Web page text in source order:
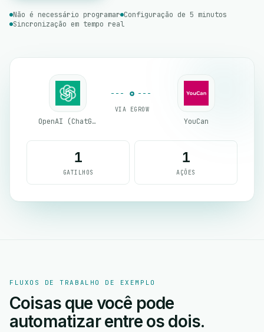
Não é necessário programar Configuração de 5 minutos
Sincronização em tempo real
OpenAI (ChatGPT)
VIA EGROW
YouCan
1
GATILHOS
1
AÇÕES
FLUXOS DE TRABALHO DE EXEMPLO
Coisas que você pode
automatizar entre os dois.